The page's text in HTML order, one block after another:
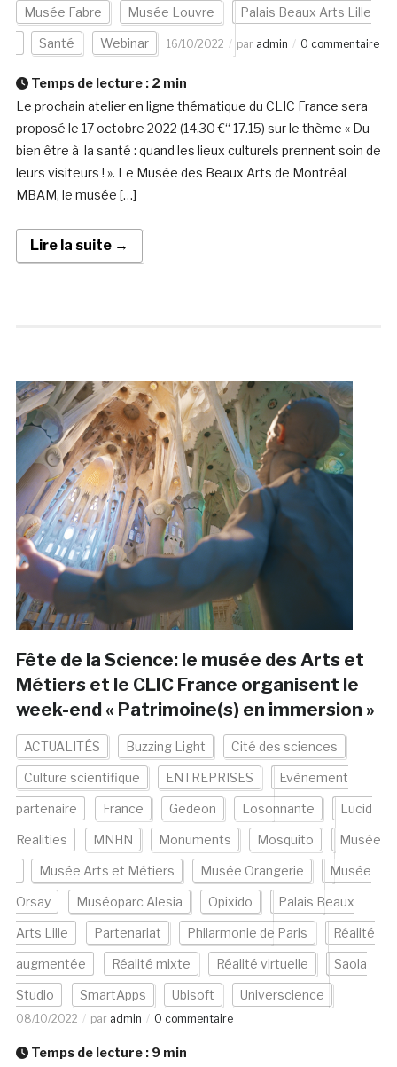
Musée Fabre Musée Louvre Palais Beaux Arts Lille
Santé Webinar 16/10/2022 par admin 0 commentaire
Temps de lecture : 2 min
Le prochain atelier en ligne thématique du CLIC France sera
proposé le 17 octobre 2022 (14.30 €“ 17.15) sur le thème « Du
bien être à la santé : quand les lieux culturels prennent soin de
leurs visiteurs ! ». Le Musée des Beaux Arts de Montréal
MBAM, le musée […]
Lire la suite →
Fête de la Science: le musée des Arts et
Métiers et le CLIC France organisent le
week-end « Patrimoine(s) en immersion »
ACTUALITÉS Buzzing Light Cité des sciences
Culture scientifique ENTREPRISES Evènement
partenaire France Gedeon Losonnante Lucid
Realities MNHN Monuments Mosquito Musée
Musée Arts et Métiers Musée Orangerie Musée
Orsay Muséoparc Alesia Opixido Palais Beaux
Arts Lille Partenariat Philarmonie de Paris Réalité
augmentée Réalité mixte Réalité virtuelle Saola
Studio SmartApps Ubisoft Universcience
08/10/2022 par admin 0 commentaire
Temps de lecture : 9 min